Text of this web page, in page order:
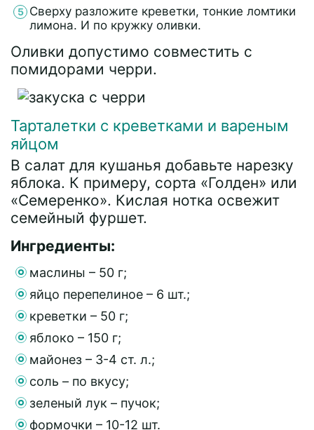
Сверху разложите креветки, тонкие ломтики
лимона. И по кружку оливки.
Оливки допустимо совместить с
помидорами черри.
Тарталетки с креветками и вареным
яйцом
В салат для кушанья добавьте нарезку
яблока. К примеру, сорта «Голден» или
«Семеренко». Кислая нотка освежит
семейный фуршет.
Ингредиенты:
маслины – 50 г;
яйцо перепелиное – 6 шт.;
креветки – 50 г;
яблоко – 150 г;
майонез – 3-4 ст. л.;
соль – по вкусу;
зеленый лук – пучок;
формочки – 10-12 шт.